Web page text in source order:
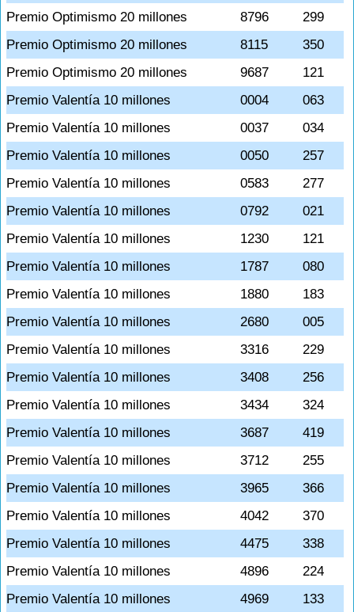
Premio Optimismo 20 millones
8796
299
Premio Optimismo 20 millones
8115
350
Premio Optimismo 20 millones
9687
121
Premio Valentía 10 millones
0004
063
Premio Valentía 10 millones
0037
034
Premio Valentía 10 millones
0050
257
Premio Valentía 10 millones
0583
277
Premio Valentía 10 millones
0792
021
Premio Valentía 10 millones
1230
121
Premio Valentía 10 millones
1787
080
Premio Valentía 10 millones
1880
183
Premio Valentía 10 millones
2680
005
Premio Valentía 10 millones
3316
229
Premio Valentía 10 millones
3408
256
Premio Valentía 10 millones
3434
324
Premio Valentía 10 millones
3687
419
Premio Valentía 10 millones
3712
255
Premio Valentía 10 millones
3965
366
Premio Valentía 10 millones
4042
370
Premio Valentía 10 millones
4475
338
Premio Valentía 10 millones
4896
224
Premio Valentía 10 millones
4969
133